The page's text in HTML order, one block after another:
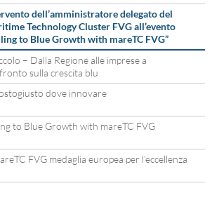
dell’amministratore delegato del
Technology Cluster FVG all’evento
to Blue Growth with mareTC FVG”
– Dalla Regione alle imprese a
sulla crescita blu
dove innovare
to Blue Growth with mareTC FVG
FVG medaglia europea per l’eccellenza